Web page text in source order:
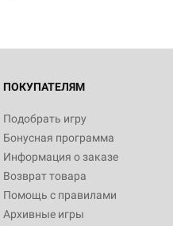
ПОКУПАТЕЛЯМ
Подобрать игру
Бонусная программа
Информация о заказе
Возврат товара
Помощь с правилами
Архивные игры